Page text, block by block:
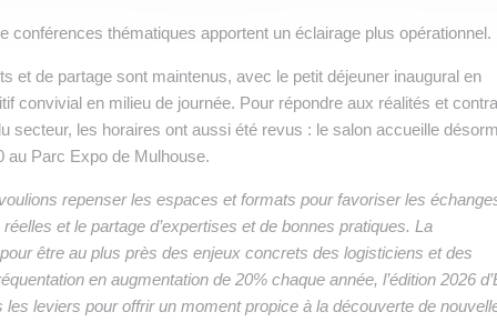
conférences thématiques apportent un éclairage plus opérationnel.
et de partage sont maintenus, avec le petit déjeuner inaugural en
convivial en milieu de journée. Pour répondre aux réalités et
secteur, les horaires ont aussi été revus : le salon accueille
au Parc Expo de Mulhouse.
repenser les espaces et formats pour favoriser les
et le partage d’expertises et de bonnes pratiques. La
être au plus près des enjeux concrets des logisticiens et des
en augmentation de 20% chaque année, l’édition 2026
leviers pour offrir un moment propice à la découverte de